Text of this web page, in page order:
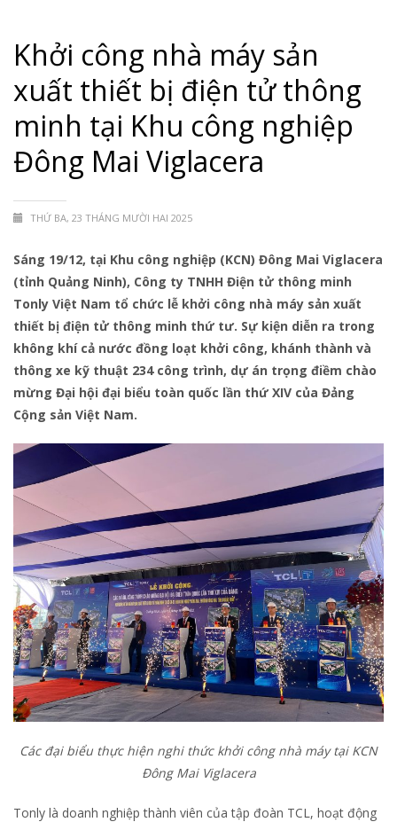
Khởi công nhà máy sản
xuất thiết bị điện tử thông
minh tại Khu công nghiệp
Đông Mai Viglacera
THỨ BA, 23 THÁNG MƯỜI HAI 2025
Sáng 19/12, tại Khu công nghiệp (KCN) Đông Mai Viglacera
(tỉnh Quảng Ninh), Công ty TNHH Điện tử thông minh
Tonly Việt Nam tổ chức lễ khởi công nhà máy sản xuất
thiết bị điện tử thông minh thứ tư. Sự kiện diễn ra trong
không khí cả nước đồng loạt khởi công, khánh thành và
thông xe kỹ thuật 234 công trình, dự án trọng điềm chào
mừng Đại hội đại biểu toàn quốc lần thứ XIV của Đảng
Cộng sản Việt Nam.
Các đại biểu thực hiện nghi thức khởi công nhà máy tại KCN
Đông Mai Viglacera
Tonly là doanh nghiệp thành viên của tập đoàn TCL, hoạt động